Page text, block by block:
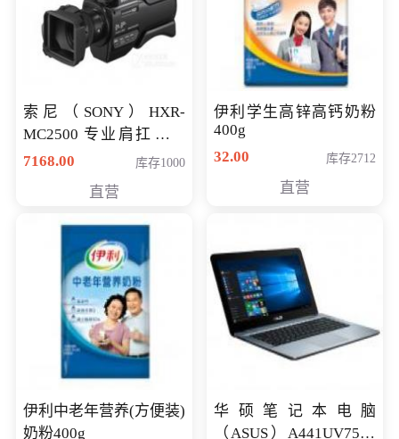
索尼（SONY）HXR-
MC2500 专业肩扛式存
储卡全高清摄录一体机
清入门级摄像机
7168.00 库存1000
直营
伊利学生高锌高钙奶粉
400g
32.00
库存2712
直营
伊利中老年营养(方便装)
奶粉400g
华硕笔记本电脑
（ASUS）A441UV7500